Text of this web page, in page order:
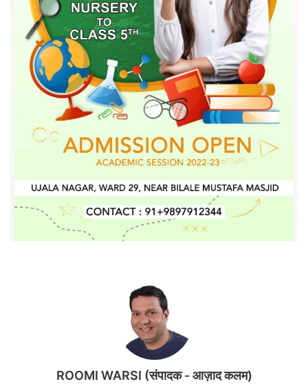
ROOMI WARSI (संपादक - आज़ाद कलम)